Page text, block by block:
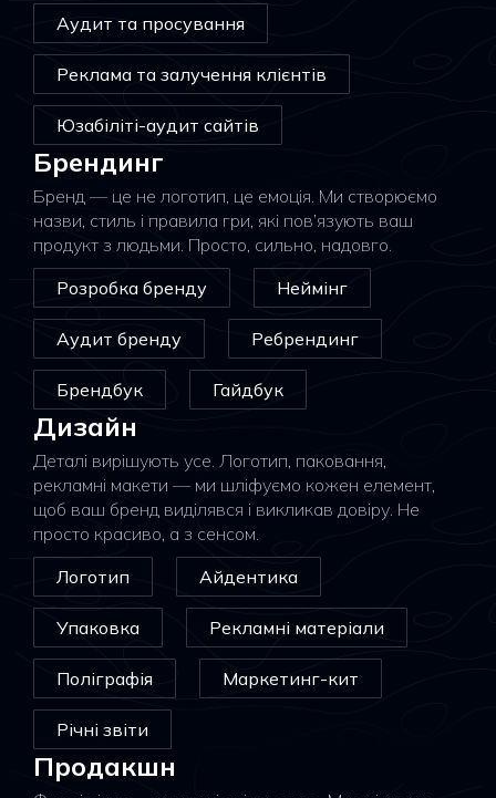
Аудит та просування
Реклама та залучення клієнтів
Юзабіліті-аудит сайтів
Брендинг
Бренд — це не логотип, це емоція. Ми створюємо
назви, стиль і правила гри, які пов’язують ваш
продукт з людьми. Просто, сильно, надовго.
Розробка бренду
Неймінг
Аудит бренду Ребрендинг
Брендбук Гайдбук
Дизайн
Деталі вирішують усе. Логотип, паковання,
рекламні макети — ми шліфуємо кожен елемент,
щоб ваш бренд виділявся і викликав довіру. Не
просто красиво, а з сенсом.
Логотип
Айдентика
Упаковка Рекламні матеріали
Поліграфія Маркетинг-кит
Річні звіти
Продакшн